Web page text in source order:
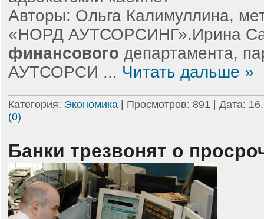
Авторы: Ольга Калимуллина,
«НОРД АУТСОРСИНГ».Ирина
финансового департамента,
АУТСОРСИ ... Читать дальше »
Категория: Экономика | Просмотров: 891 | Дата:
(0)
Банки трезвонят о